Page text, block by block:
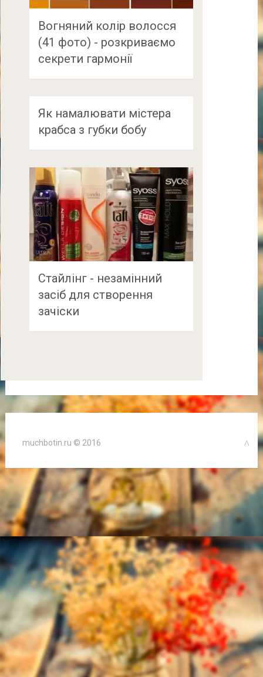
Вогняний колір волосся
(41 фото) - розкриваємо
секрети гармонії
Як намалювати містера
крабса з губки бобу
Стайлінг - незамінний
засіб для створення
зачіски
muchbotin.ru © 2016